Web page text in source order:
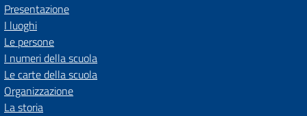
Presentazione
I luoghi
Le persone
I numeri della scuola
Le carte della scuola
Organizzazione
La storia